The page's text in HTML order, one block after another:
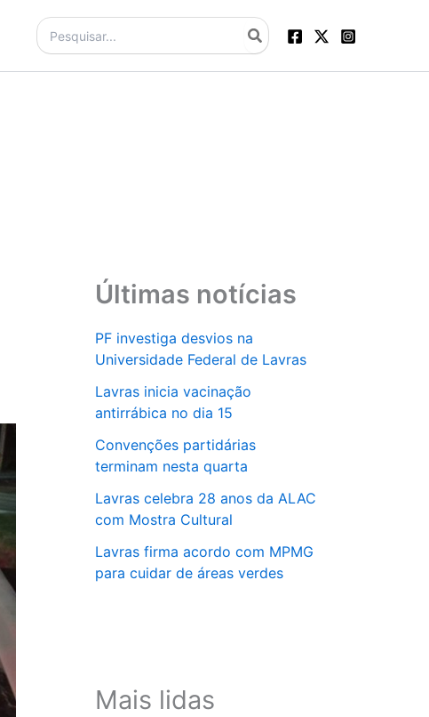
Procurar:
Últimas notícias
PF investiga desvios na
Universidade Federal de Lavras
Lavras inicia vacinação
antirrábica no dia 15
Convenções partidárias
terminam nesta quarta
Lavras celebra 28 anos da ALAC
com Mostra Cultural
Lavras firma acordo com MPMG
para cuidar de áreas verdes
Mais lidas